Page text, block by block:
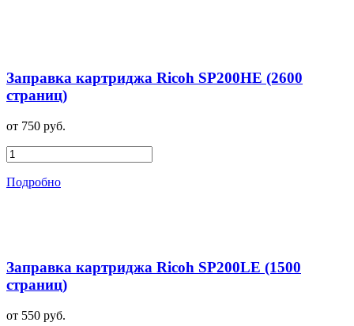
Заправка картриджа Ricoh SP200HE (2600
страниц)
от 750 руб.
Подробно
Заправка картриджа Ricoh SP200LE (1500
страниц)
от 550 руб.